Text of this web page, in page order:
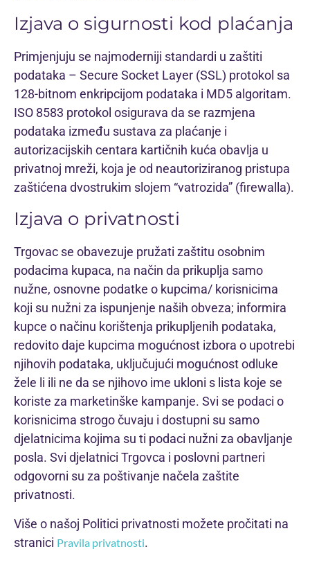
Izjava o sigurnosti kod plaćanja
Primjenjuju se najmoderniji standardi u zaštiti
podataka – Secure Socket Layer (SSL) protokol sa
128-bitnom enkripcijom podataka i MD5 algoritam.
ISO 8583 protokol osigurava da se razmjena
podataka između sustava za plaćanje i
autorizacijskih centara kartičnih kuća obavlja u
privatnoj mreži, koja je od neautoriziranog pristupa
zaštićena dvostrukim slojem “vatrozida” (firewalla).
Izjava o privatnosti
Trgovac se obavezuje pružati zaštitu osobnim
podacima kupaca, na način da prikuplja samo
nužne, osnovne podatke o kupcima/ korisnicima
koji su nužni za ispunjenje naših obveza; informira
kupce o načinu korištenja prikupljenih podataka,
redovito daje kupcima mogućnost izbora o upotrebi
njihovih podataka, uključujući mogućnost odluke
žele li ili ne da se njihovo ime ukloni s lista koje se
koriste za marketinške kampanje. Svi se podaci o
korisnicima strogo čuvaju i dostupni su samo
djelatnicima kojima su ti podaci nužni za obavljanje
posla. Svi djelatnici Trgovca i poslovni partneri
odgovorni su za poštivanje načela zaštite
privatnosti.
Više o našoj Politici privatnosti možete pročitati na
stranici Pravila privatnosti.